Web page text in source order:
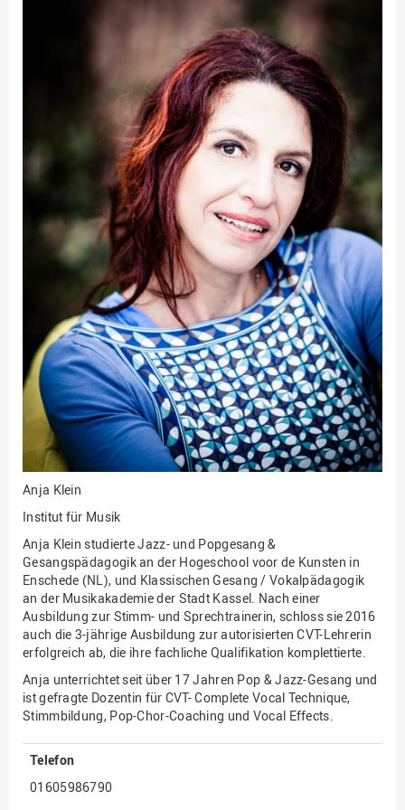
Ingenieurwissenschaften
Fakultät Management,
Kultur und Technik
Fakultät Wirtschafts- und
Sozialwissenschaften
Finanzen
Forschung, Kooperation,
Drittmittel
Gebäude und Technik
Gesellschaftliches
Engagement
Gleichstellungsbüro
Hochschulleitung
Hochschulplanung/-
strategie
Innenrevision
Institut für Musik
IT Service Center
Kommunikation und
Marketing
LearningCenter
Nachhaltigkeit
Personal
Personalentwicklung
Personalrat
Präsidialbüro
Professional School
Projekte des Präsidiums
Anja Klein
Institut für Musik
Anja Klein studierte Jazz- und Popgesang &
Gesangspädagogik an der Hogeschool voor de Kunsten in
Enschede (NL), und Klassischen Gesang / Vokalpädagogik
an der Musikakademie der Stadt Kassel. Nach einer
Ausbildung zur Stimm- und Sprechtrainerin, schloss sie 2016
auch die 3-jährige Ausbildung zur autorisierten CVT-Lehrerin
erfolgreich ab, die ihre fachliche Qualifikation komplettierte.
Anja unterrichtet seit über 17 Jahren Pop & Jazz-Gesang und
ist gefragte Dozentin für CVT- Complete Vocal Technique,
Stimmbildung, Pop-Chor-Coaching und Vocal Effects.
Telefon
01605986790